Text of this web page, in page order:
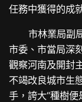
任務中獲得的成
市林業局副
市委、市當局深
觀察河南及開封
不竭改良城市生
手，誇大“種樹